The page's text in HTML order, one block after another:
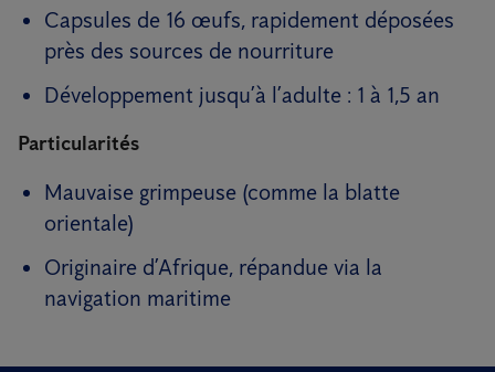
Capsules de 16 œufs, rapidement déposées
près des sources de nourriture
Développement jusqu’à l’adulte : 1 à 1,5 an
Particularités
Mauvaise grimpeuse (comme la blatte
orientale)
Originaire d’Afrique, répandue via la
navigation maritime